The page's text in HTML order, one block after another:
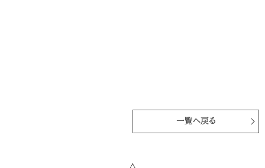
一覧へ戻る